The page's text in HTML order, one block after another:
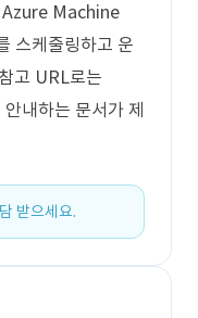
Azure Machine
스케줄링하고 운
고 URL로는
내하는 문서가 제
받으세요.